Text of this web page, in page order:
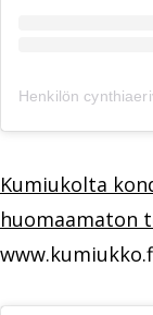
Henkilön
Kumiukolta
huomaamaton